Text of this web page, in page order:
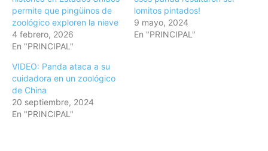
permite que pingüinos de
zoológico exploren la nieve
4 febrero, 2026
En "PRINCIPAL"
lomitos pintados!
9 mayo, 2024
En "PRINCIPAL"
VIDEO: Panda ataca a su
cuidadora en un zoológico
de China
20 septiembre, 2024
En "PRINCIPAL"